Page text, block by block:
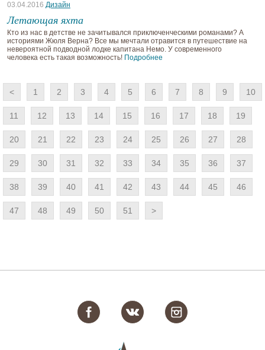
03.04.2016 Дизайн
Летающая яхта
Кто из нас в детстве не зачитывался приключенческими романами? А
историями Жюля Верна? Все мы мечтали отравится в путешествие на
невероятной подводной лодке капитана Немо. У современного
человека есть такая возможность! Подробнее
< 1 2 3 4 5 6 7 8 9 10
11 12 13 14 15 16 17 18 19
20 21 22 23 24 25 26 27 28
29 30 31 32 33 34 35 36 37
38 39 40 41 42 43 44 45 46
47 48 49 50 51 >